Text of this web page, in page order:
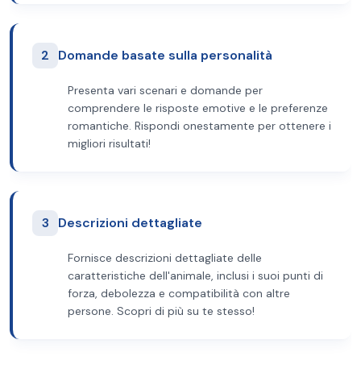
2 Domande basate sulla personalità
Presenta vari scenari e domande per
comprendere le risposte emotive e le preferenze
romantiche. Rispondi onestamente per ottenere i
migliori risultati!
3 Descrizioni dettagliate
Fornisce descrizioni dettagliate delle
caratteristiche dell'animale, inclusi i suoi punti di
forza, debolezza e compatibilità con altre
persone. Scopri di più su te stesso!